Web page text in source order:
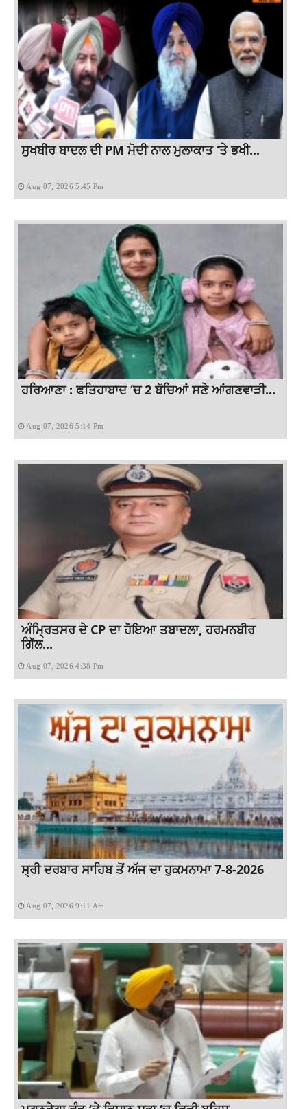
ਸੁਖਬੀਰ ਬਾਦਲ ਦੀ PM ਮੋਦੀ ਨਾਲ ਮੁਲਾਕਾਤ ‘ਤੇ ਭਖੀ...
Aug 07, 2026 5:45 Pm
ਹਰਿਆਣਾ : ਫਤਿਹਾਬਾਦ ‘ਚ 2 ਬੱਚਿਆਂ ਸਣੇ ਆਂਗਣਵਾੜੀ...
Aug 07, 2026 5:14 Pm
ਅੰਮ੍ਰਿਤਸਰ ਦੇ CP ਦਾ ਹੋਇਆ ਤਬਾਦਲਾ, ਹਰਮਨਬੀਰ
ਗਿੱਲ...
Aug 07, 2026 4:38 Pm
ਸ੍ਰੀ ਦਰਬਾਰ ਸਾਹਿਬ ਤੋਂ ਅੱਜ ਦਾ ਹੁਕਮਨਾਮਾ 7-8-2026
Aug 07, 2026 9:11 Am